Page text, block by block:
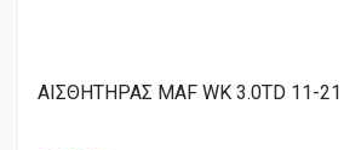
ΑΙΣΘΗΤΗΡΑΣ MAF WK 3.0TD 11-21